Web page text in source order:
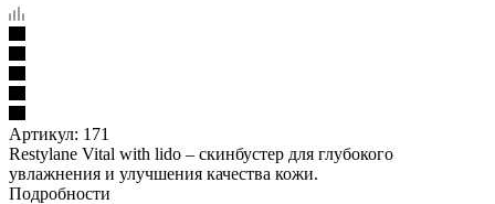
Артикул: 171
Restylane Vital with lido – скинбустер для глубокого
увлажнения и улучшения качества кожи.
Подробности